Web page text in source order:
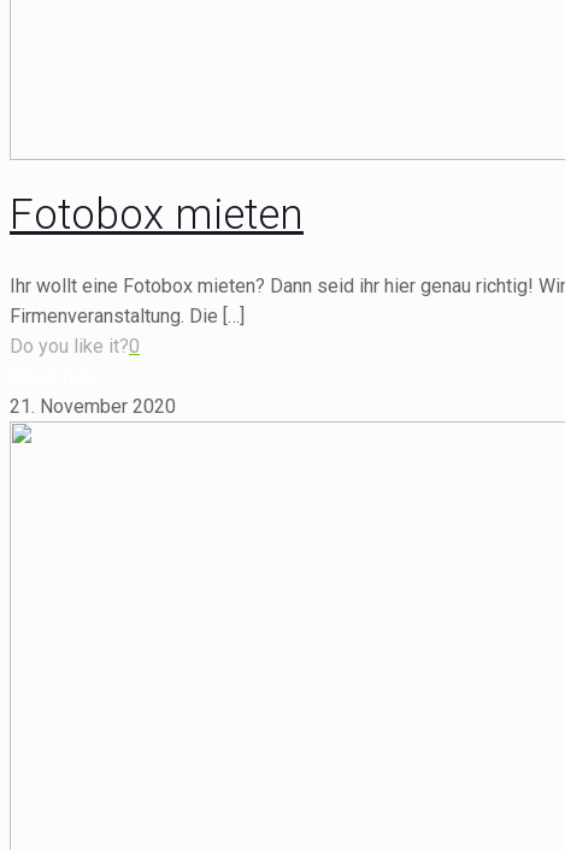
Fotobox mieten
Ihr wollt eine Fotobox mieten? Dann seid ihr hier genau richtig!
Firmenveranstaltung. Die […]
Do you like it?0
21. November 2020